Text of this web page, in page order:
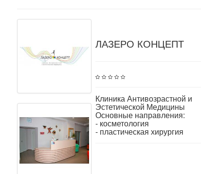
ЛАЗЕРО КОНЦЕПТ
Клиника Антивозрастной и
Эстетической Медицины
Основные направления:
- косметология
- пластическая хирургия